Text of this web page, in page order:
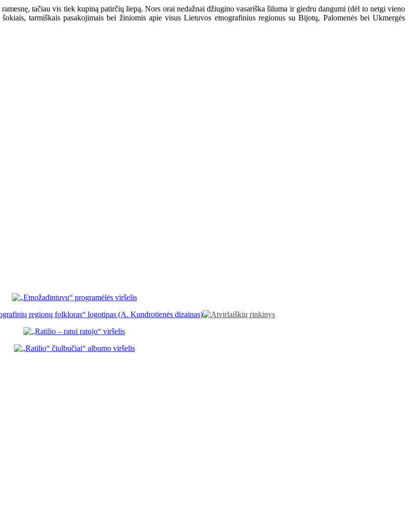
tačiau vis tiek kupiną patirčių liepą. Nors orai nedažnai džiugino vasariška šiluma ir giedru dangumi (dėl to netgi vieno
tarmiškais pasakojimais bei žiniomis apie visus Lietuvos etnografinius regionus su Bijotų, Palomenės bei Ukmergės